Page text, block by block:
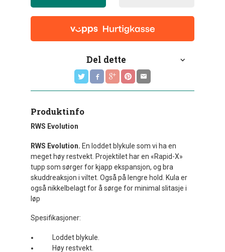
Del dette
Produktinfo
RWS Evolution
RWS Evolution. En loddet blykule som vi ha en
meget høy restvekt. Projektilet har en «Rapid-X»
tupp som sørger for kjapp ekspansjon, og bra
skuddreaksjon i viltet. Også på lengre hold. Kula er
også nikkelbelagt for å sørge for minimal slitasje i
løp
Spesifikasjoner:
Loddet blykule.
Høy restvekt.